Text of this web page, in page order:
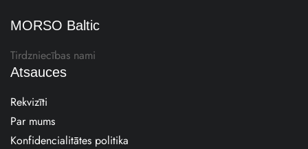
MORSO Baltic
Tirdzniecības nami
Atsauces
Rekvizīti
Par mums
Konfidencialitātes politika